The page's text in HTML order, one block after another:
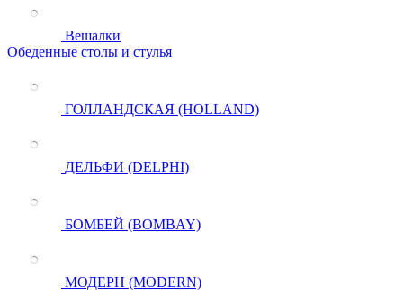
Вешалки
Обеденные столы и стулья
ГОЛЛАНДСКАЯ (HOLLAND)
ДЕЛЬФИ (DELPHI)
БОМБЕЙ (BOMBAY)
МОДЕРН (MODERN)